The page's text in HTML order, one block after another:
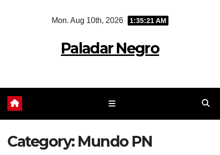
Mon. Aug 10th, 2026 1:35:22 AM
Paladar Negro
Category: Mundo PN